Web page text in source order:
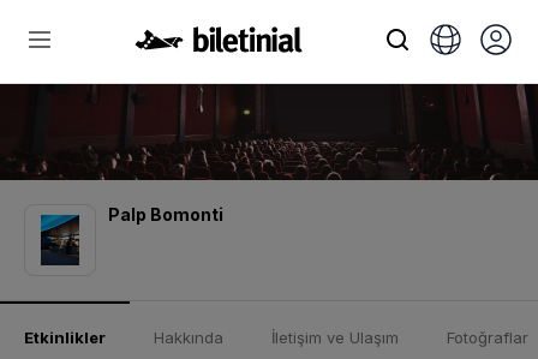
Palp Bomonti
Etkinlikler Hakkında İletişim ve Ulaşım Fotoğraflar